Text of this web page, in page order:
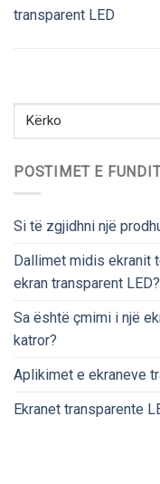
transparent LED
POSTIMET E
Si të zgjidhni një
Dallimet midis ekranit
ekran transparent LED?
Sa është çmimi i një
katror?
Aplikimet e ekraneve
Ekranet transparente